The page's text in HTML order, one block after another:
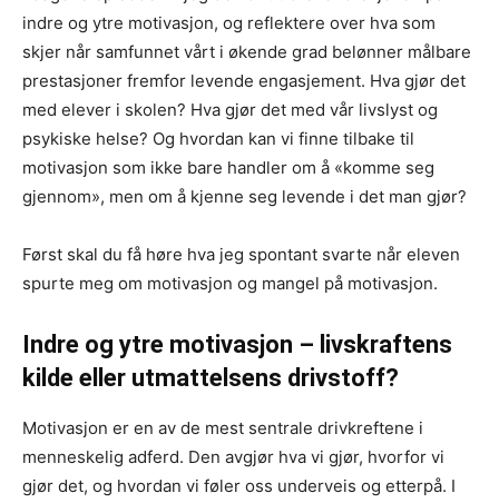
indre og ytre motivasjon, og reflektere over hva som
skjer når samfunnet vårt i økende grad belønner målbare
prestasjoner fremfor levende engasjement. Hva gjør det
med elever i skolen? Hva gjør det med vår livslyst og
psykiske helse? Og hvordan kan vi finne tilbake til
motivasjon som ikke bare handler om å «komme seg
gjennom», men om å kjenne seg levende i det man gjør?
Først skal du få høre hva jeg spontant svarte når eleven
spurte meg om motivasjon og mangel på motivasjon.
Indre og ytre motivasjon – livskraftens
kilde eller utmattelsens drivstoff?
Motivasjon er en av de mest sentrale drivkreftene i
menneskelig adferd. Den avgjør hva vi gjør, hvorfor vi
gjør det, og hvordan vi føler oss underveis og etterpå. I